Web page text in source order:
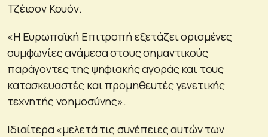
Τζέισον Κουόν.
«Η Ευρωπαϊκή Επιτροπή εξετάζει ορισμένες
συμφωνίες ανάμεσα στους σημαντικούς
παράγοντες της ψηφιακής αγοράς και τους
κατασκευαστές και προμηθευτές γενετικής
τεχνητής νοημοσύνης».
Ιδιαίτερα «μελετά τις συνέπειες αυτών των